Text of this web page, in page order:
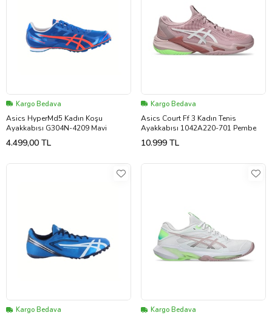
Kargo Bedava
Asics HyperMd5 Kadın Koşu
Ayakkabısı G304N-4209 Mavi
4.499,00 TL
Kargo Bedava
Asics Court Ff 3 Kadın Tenis
Ayakkabısı 1042A220-701 Pembe
10.999 TL
Kargo Bedava Kargo Bedava